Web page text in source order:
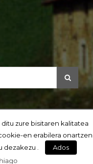
zure bisitaren kalitatea
en erabilera onartzen
dezakezu .
Ados